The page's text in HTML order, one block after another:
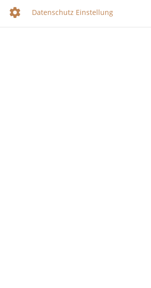
Datenschutz Einstellung